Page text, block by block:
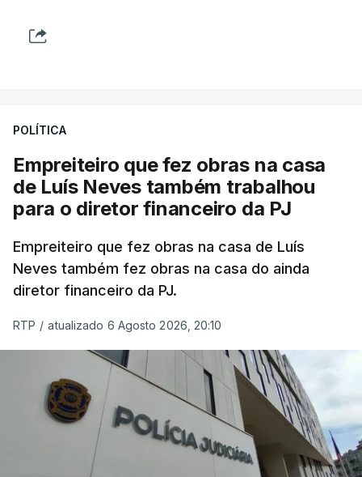
POLÍTICA
Empreiteiro que fez obras na casa
de Luís Neves também trabalhou
para o diretor financeiro da PJ
Empreiteiro que fez obras na casa de Luís
Neves também fez obras na casa do ainda
diretor financeiro da PJ.
RTP / atualizado 6 Agosto 2026, 20:10